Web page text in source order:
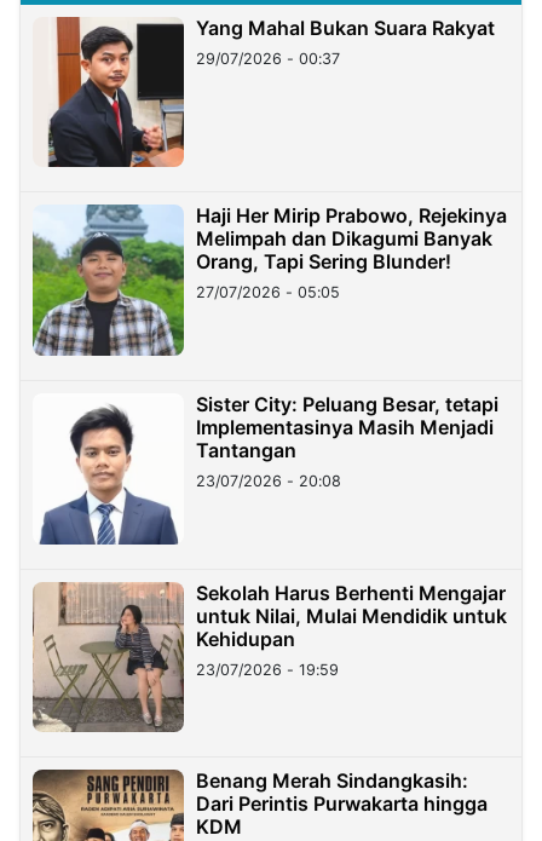
Yang Mahal Bukan Suara Rakyat
29/07/2026 - 00:37
Haji Her Mirip Prabowo, Rejekinya
Melimpah dan Dikagumi Banyak
Orang, Tapi Sering Blunder!
27/07/2026 - 05:05
Sister City: Peluang Besar, tetapi
Implementasinya Masih Menjadi
Tantangan
23/07/2026 - 20:08
Sekolah Harus Berhenti Mengajar
untuk Nilai, Mulai Mendidik untuk
Kehidupan
23/07/2026 - 19:59
Benang Merah Sindangkasih:
Dari Perintis Purwakarta hingga
KDM